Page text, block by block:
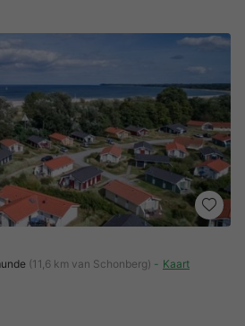
(11,6 km van Schonberg) Kaart